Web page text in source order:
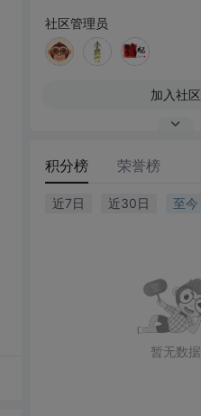
社区管理员
加入社区
积分榜 荣誉榜
近7日 近30日 至今
暂无数据